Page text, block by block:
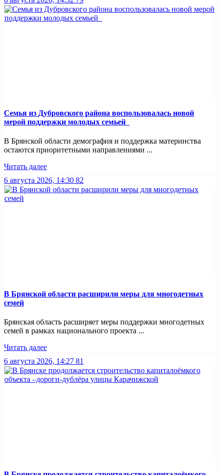
Семья из Дубровского района воспользовалась новой
мерой поддержки молодых семьей
В Брянской области демография и поддержка материнства
остаются приоритетными направлениями ...
Читать далее
6 августа 2026, 14:30 82
В Брянской области расширили меры для многодетных
семей
Брянская область расширяет меры поддержки многодетных
семей в рамках национального проекта ...
Читать далее
6 августа 2026, 14:27 81